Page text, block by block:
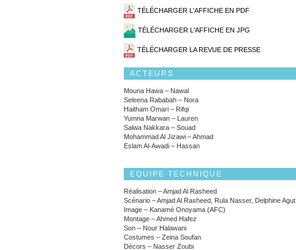
TÉLÉCHARGER L'AFFICHE EN PDF
TÉLÉCHARGER L'AFFICHE EN JPG
TÉLÉCHARGER LA REVUE DE PRESSE
ACTEURS
Mouna Hawa – Nawal
Seleena Rababah – Nora
Haitham Omari – Rifqi
Yumna Marwan – Lauren
Salwa Nakkara – Souad
Mohammad Al Jizawi – Ahmad
Eslam Al-Awadi – Hassan
EQUIPE TECHNIQUE
Réalisation – Amjad Al Rasheed
Scénario – Amjad Al Rasheed, Rula Nasser, Delphine Agut
Image – Kanamé Onoyama (AFC)
Montage – Ahmed Hafez
Son – Nour Halawani
Costumes – Zeina Soufan
Décors – Nasser Zoubi